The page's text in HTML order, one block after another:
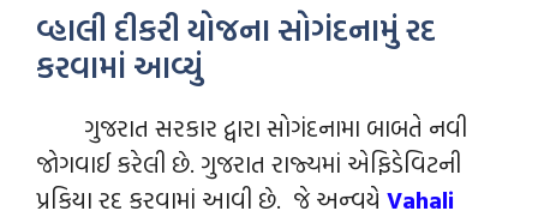
વ્હાલી દીકરી યોજના સોગંદનામું રદ
કરવામાં આવ્યું
ગુજરાત સરકાર દ્વારા સોગંદનામા બાબતે નવી
જોગવાઈ કરેલી છે. ગુજરાત રાજ્યમાં એફિડેવિટની
પ્રકિયા રદ કરવામાં આવી છે. જે અન્‍વયે Vahali